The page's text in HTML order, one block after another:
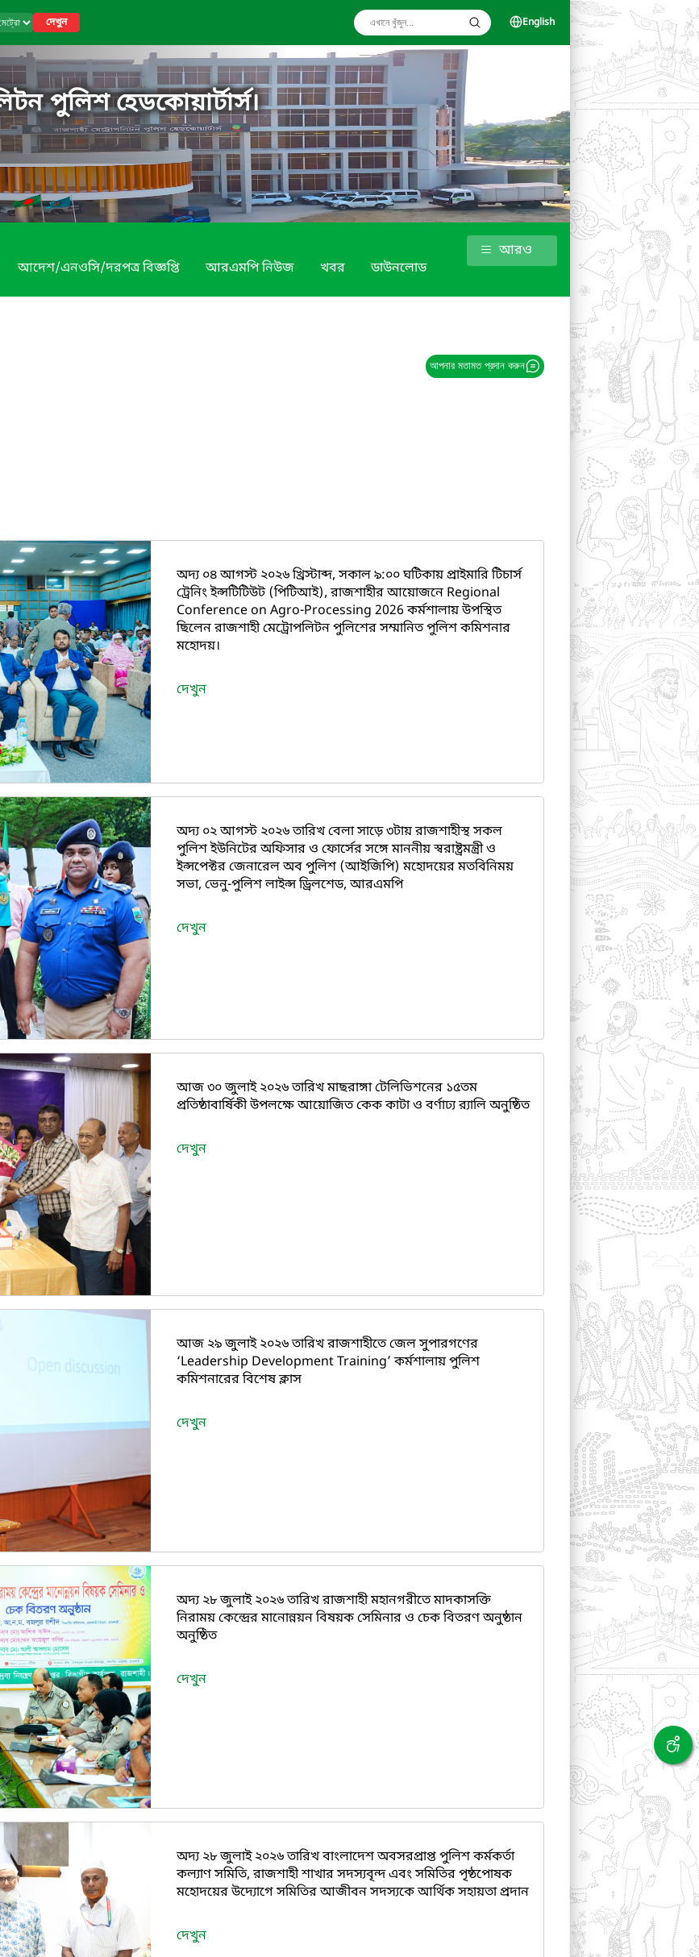
দেখুন English
পুলিশ হেডকোয়ার্টার্স।
আদেশ/এনওসি/দরপত্র বিজ্ঞপ্তি আরএমপি নিউজ খবর ডাউনলোড
আরও
আপনার মতামত প্রদান করুন
অদ্য ০৪ আগস্ট ২০২৬ খ্রিস্টাব্দ, সকাল ৯:০০ ঘটিকায় প্রাইমারি টিচার্স
ট্রেনিং ইন্সটিটিউট (পিটিআই), রাজশাহীর আয়োজনে Regional
Conference on Agro-Processing 2026 কর্মশালায় উপস্থিত
ছিলেন রাজশাহী মেট্রোপলিটন পুলিশের সম্মানিত পুলিশ কমিশনার
মহোদয়।
দেখুন
অদ্য ০২ আগস্ট ২০২৬ তারিখ বেলা সাড়ে ৩টায় রাজশাহীস্থ সকল
পুলিশ ইউনিটের অফিসার ও ফোর্সের সঙ্গে মাননীয় স্বরাষ্ট্রমন্ত্রী ও
ইন্সপেক্টর জেনারেল অব পুলিশ (আইজিপি) মহোদয়ের মতবিনিময়
সভা, ভেনু-পুলিশ লাইন্স ড্রিলশেড, আরএমপি
দেখুন
আজ ৩০ জুলাই ২০২৬ তারিখ মাছরাঙ্গা টেলিভিশনের ১৫তম
প্রতিষ্ঠাবার্ষিকী উপলক্ষে আয়োজিত কেক কাটা ও বর্ণাঢ্য র‌্যালি অনুষ্ঠিত
দেখুন
আজ ২৯ জুলাই ২০২৬ তারিখ রাজশাহীতে জেল সুপারগণের
‘Leadership Development Training’ কর্মশালায় পুলিশ
কমিশনারের বিশেষ ক্লাস
দেখুন
অদ্য ২৮ জুলাই ২০২৬ তারিখ রাজশাহী মহানগরীতে মাদকাসক্তি
নিরাময় কেন্দ্রের মানোন্নয়ন বিষয়ক সেমিনার ও চেক বিতরণ অনুষ্ঠান
অনুষ্ঠিত
দেখুন
অদ্য ২৮ জুলাই ২০২৬ তারিখ বাংলাদেশ অবসরপ্রাপ্ত পুলিশ কর্মকর্তা
কল্যাণ সমিতি, রাজশাহী শাখার সদস্যবৃন্দ এবং সমিতির পৃষ্ঠপোষক
মহোদয়ের উদ্যোগে সমিতির আজীবন সদস্যকে আর্থিক সহায়তা প্রদান
দেখুন